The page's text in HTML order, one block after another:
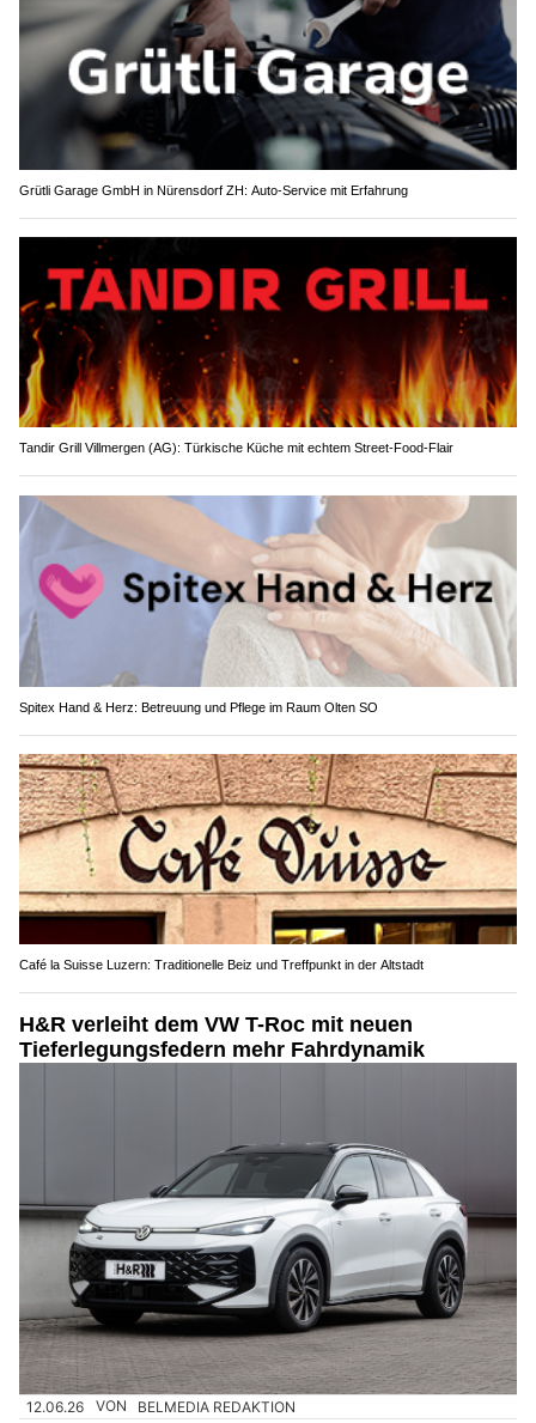
Grütli Garage GmbH in Nürensdorf ZH: Auto-Service mit Erfahrung
Tandir Grill Villmergen (AG): Türkische Küche mit echtem Street-Food-Flair
Spitex Hand & Herz: Betreuung und Pflege im Raum Olten SO
Café la Suisse Luzern: Traditionelle Beiz und Treffpunkt in der Altstadt
H&R verleiht dem VW T-Roc mit neuen
Tieferlegungsfedern mehr Fahrdynamik
12.06.26 VON BELMEDIA REDAKTION